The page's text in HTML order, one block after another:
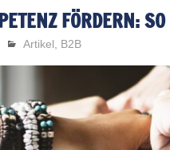
FÖRDERN:
Artikel B2B